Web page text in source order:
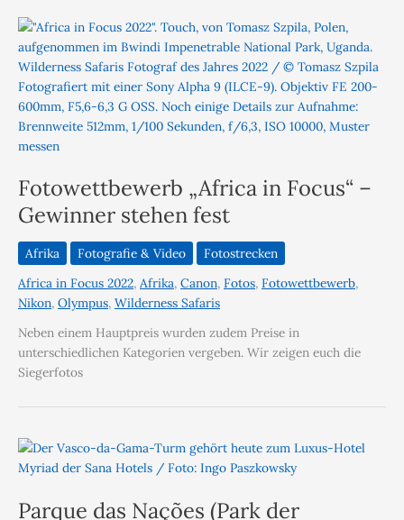
Fotowettbewerb „Africa in Focus“ –
Gewinner stehen fest
Afrika Fotografie & Video
Fotostrecken
Africa in Focus 2022, Afrika, Canon, Fotos, Fotowettbewerb,
Nikon, Olympus, Wilderness Safaris
Neben einem Hauptpreis wurden zudem Preise in
unterschiedlichen Kategorien vergeben. Wir zeigen euch die
Siegerfotos
Parque das Nações (Park der